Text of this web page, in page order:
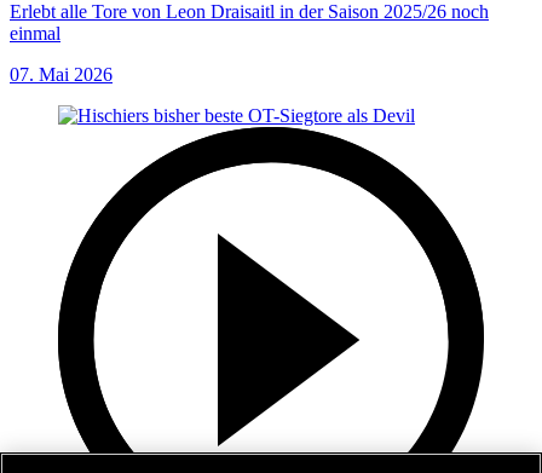
Erlebt alle Tore von Leon Draisaitl in der Saison 2025/26 noch
einmal
07. Mai 2026